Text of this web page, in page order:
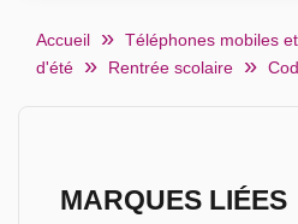
Accueil Téléphones mobiles
d'été
Rentrée scolaire
MARQUES LIÉES